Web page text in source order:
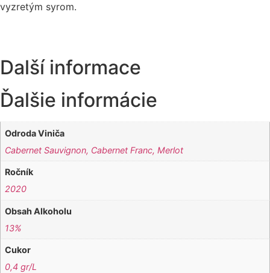
vyzretým syrom.
Další informace
Ďalšie informácie
Odroda Viniča
Cabernet Sauvignon, Cabernet Franc, Merlot
Ročník
2020
Obsah Alkoholu
13%
Cukor
0,4 gr/L